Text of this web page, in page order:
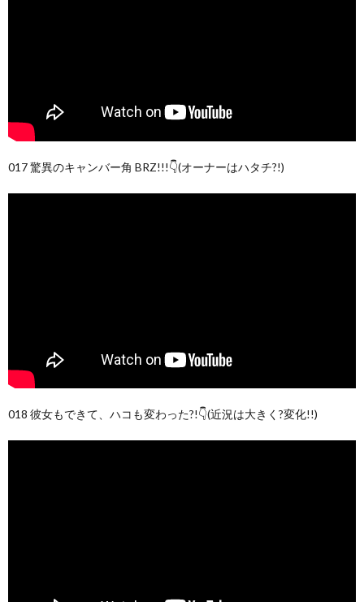
017 驚異のキャンバー角 BRZ!!!👇(オーナーはハタチ?!)
018 彼女もできて、ハコも変わった?!👇(近況は大きく?変化!!)